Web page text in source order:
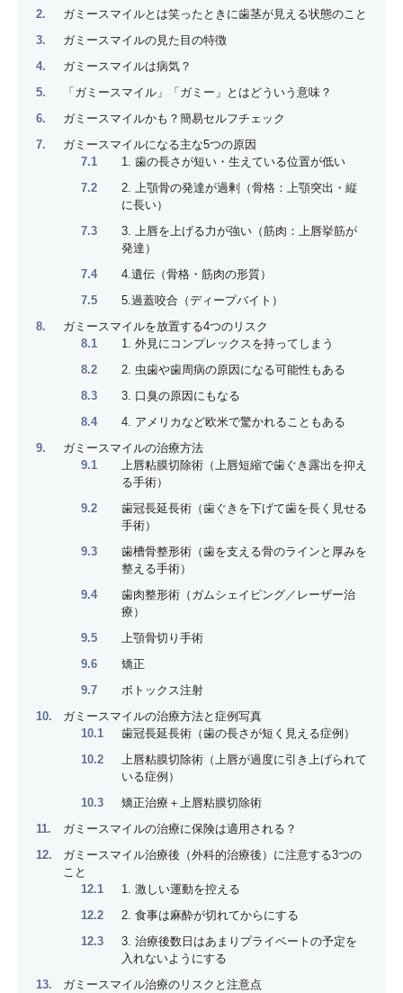
ガミースマイルとは笑ったときに歯茎が見える状態のこと
ガミースマイルの見た目の特徴
ガミースマイルは病気？
「ガミースマイル」「ガミー」とはどういう意味？
ガミースマイルかも？簡易セルフチェック
ガミースマイルになる主な5つの原因
1. 歯の長さが短い・生えている位置が低い
2. 上顎骨の発達が過剰（骨格：上顎突出・縦
に長い）
3. 上唇を上げる力が強い（筋肉：上唇挙筋が
発達）
4.遺伝（骨格・筋肉の形質）
5.過蓋咬合（ディープバイト）
ガミースマイルを放置する4つのリスク
1. 外見にコンプレックスを持ってしまう
2. 虫歯や歯周病の原因になる可能性もある
3. 口臭の原因にもなる
4. アメリカなど欧米で驚かれることもある
ガミースマイルの治療方法
上唇粘膜切除術（上唇短縮で歯ぐき露出を抑え
る手術）
歯冠長延長術（歯ぐきを下げて歯を長く見せる
手術）
歯槽骨整形術（歯を支える骨のラインと厚みを
整える手術）
歯肉整形術（ガムシェイピング／レーザー治
療）
上顎骨切り手術
矯正
ボトックス注射
ガミースマイルの治療方法と症例写真
歯冠長延長術（歯の長さが短く見える症例）
上唇粘膜切除術（上唇が過度に引き上げられて
いる症例）
矯正治療＋上唇粘膜切除術
ガミースマイルの治療に保険は適用される？
ガミースマイル治療後（外科的治療後）に注意する3つの
こと
1. 激しい運動を控える
2. 食事は麻酔が切れてからにする
3. 治療後数日はあまりプライベートの予定を
入れないようにする
ガミースマイル治療のリスクと注意点